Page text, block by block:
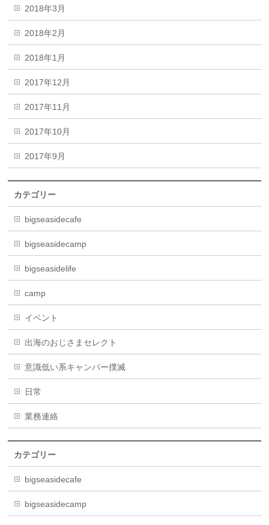
2018年3月
2018年2月
2018年1月
2017年12月
2017年11月
2017年10月
2017年9月
カテゴリー
bigseasidecafe
bigseasidecamp
bigseasidelife
camp
イベント
出海のおじさまセレクト
意識低い系キャンパー撲滅
日常
業務連絡
カテゴリー
bigseasidecafe
bigseasidecamp